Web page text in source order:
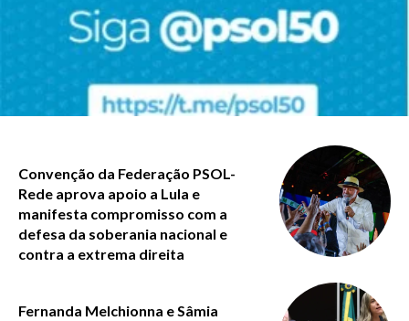
Convenção da Federação PSOL-
Rede aprova apoio a Lula e
manifesta compromisso com a
defesa da soberania nacional e
contra a extrema direita
Fernanda Melchionna e Sâmia